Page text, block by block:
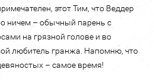
этот Тим, что Веддер
ничем – обычный парень с
на грязной голове и во
любитель гранжа. Напомню, что
– самое время!